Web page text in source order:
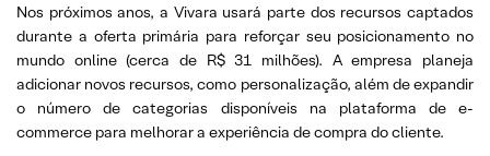
Nos próximos anos, a Vivara usará parte dos recursos captados
durante a oferta primária para reforçar seu posicionamento no
mundo online (cerca de R$ 31 milhões). A empresa planeja
adicionar novos recursos, como personalização, além de expandir
o número de categorias disponíveis na plataforma de e-
commerce para melhorar a experiência de compra do cliente.